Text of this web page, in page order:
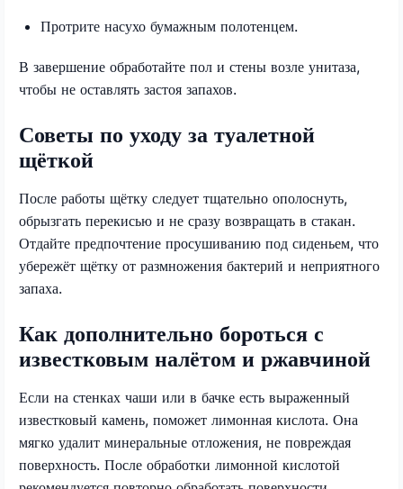
Протрите насухо бумажным полотенцем.
В завершение обработайте пол и стены возле унитаза,
чтобы не оставлять застоя запахов.
Советы по уходу за туалетной
щёткой
После работы щётку следует тщательно ополоснуть,
обрызгать перекисью и не сразу возвращать в стакан.
Отдайте предпочтение просушиванию под сиденьем, что
убережёт щётку от размножения бактерий и неприятного
запаха.
Как дополнительно бороться с
известковым налётом и ржавчиной
Если на стенках чаши или в бачке есть выраженный
известковый камень, поможет лимонная кислота. Она
мягко удалит минеральные отложения, не повреждая
поверхность. После обработки лимонной кислотой